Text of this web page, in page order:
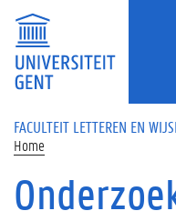
Overslaan en naar de inhoud gaan
FACULTEIT LETTEREN EN
Home